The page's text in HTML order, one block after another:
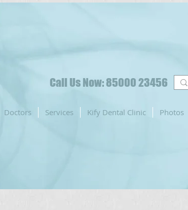
Call Us Now: 85000 23456
Doctors Services Kify Dental Clinic Photos